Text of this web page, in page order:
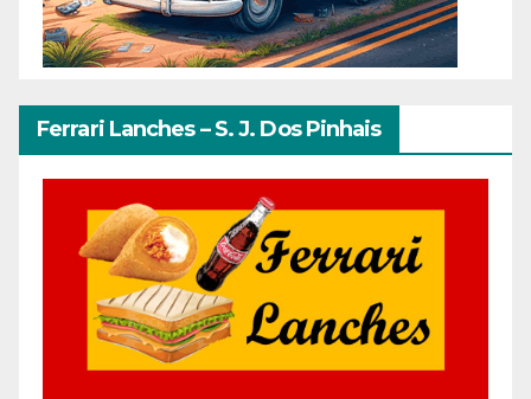
Ferrari Lanches – S. J. Dos Pinhais